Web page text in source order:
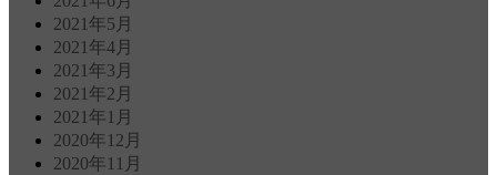
2021年5月
2021年4月
2021年3月
2021年2月
2021年1月
2020年12月
2020年11月